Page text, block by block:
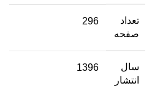
تعداد
صفحه
296
سال
انتشار
1396